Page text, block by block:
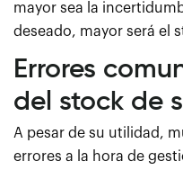
mayor sea la
deseado, mayor será el
Errores
del stock de
A pesar de su utilidad,
errores a la hora de